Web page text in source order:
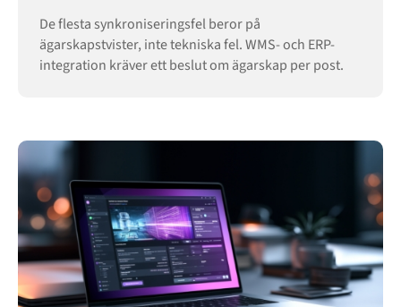
De flesta synkroniseringsfel beror på
ägarskapstvister, inte tekniska fel. WMS- och ERP-
integration kräver ett beslut om ägarskap per post.